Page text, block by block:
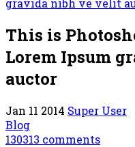
This is
Lorem Ipsum
auctor
Jan 11 2014 Super User
Blog
130313 comments